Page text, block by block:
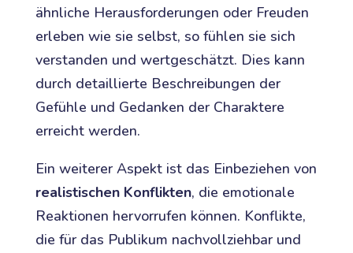
ähnliche Herausforderungen oder Freuden
erleben wie sie selbst, so fühlen sie sich
verstanden und wertgeschätzt. Dies kann
durch detaillierte Beschreibungen der
Gefühle und Gedanken der Charaktere
erreicht werden.
Ein weiterer Aspekt ist das Einbeziehen von
realistischen Konflikten, die emotionale
Reaktionen hervorrufen können. Konflikte,
die für das Publikum nachvollziehbar und